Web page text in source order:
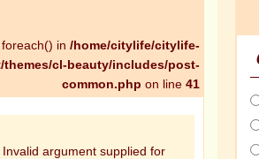
in /home/citylife/citylife-
cl-beauty/includes/post-
common.php on line 41
Invalid argument supplied for